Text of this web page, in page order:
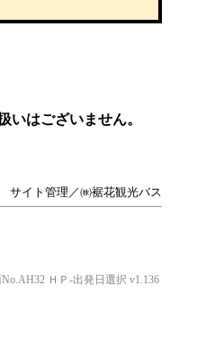
いはございません。
サイト管理／㈱裾花観光バス
ＨＰ-出発日選択 v1.136